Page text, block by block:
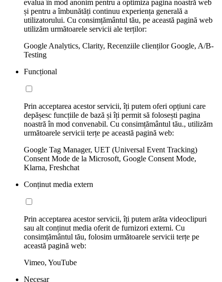
evalua în mod anonim pentru a optimiza pagina noastră web
și pentru a îmbunătăți continuu experiența generală a
utilizatorului. Cu consimțământul tău, pe această pagină web
utilizăm următoarele servicii ale terților:
Google Analytics, Clarity, Recenziile clienților Google, A/B-
Testing
Funcțional
Prin acceptarea acestor servicii, îți putem oferi opțiuni care
depășesc funcțiile de bază și îți permit să folosești pagina
noastră în mod convenabil. Cu consimțământul tău., utilizăm
următoarele servicii terțe pe această pagină web:
Google Tag Manager, UET (Universal Event Tracking)
Consent Mode de la Microsoft, Google Consent Mode,
Klarna, Freshchat
Conținut media extern
Prin acceptarea acestor servicii, îți putem arăta videoclipuri
sau alt conținut media oferit de furnizori externi. Cu
consimțământul tău, folosim următoarele servicii terțe pe
această pagină web:
Vimeo, YouTube
Necesar